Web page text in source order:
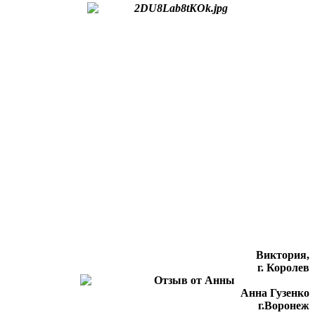
Виктория,
г. Королев
Анна Гузенко
г.Воронеж